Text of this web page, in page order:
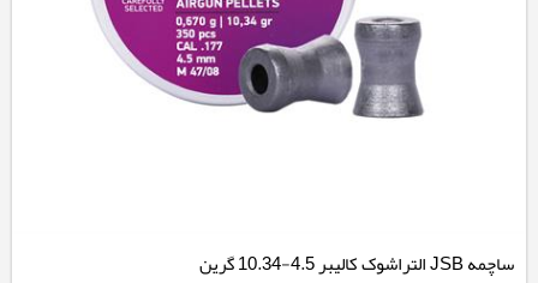
ساچمه JSB التراشوک کالیبر 4.5-10.34 گرین